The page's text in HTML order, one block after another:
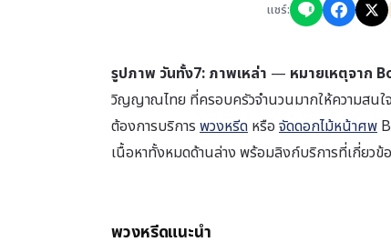
แชร์:
รูปภาพ วันทั้ง7: ภาพเหล่า — หมายเหตุจาก
วิญญาณไทย ที่ครอบครัวจำนวนมากให้ความสนใ
ต้องการบริการ พวงหรีด หรือ จัดดอกไม้หน้าศพ
เนื้อหาทั้งหมดด้านล่าง พร้อมลิงก์บริการที่เกี่ยวข้
พวงหรีดแนะนำ